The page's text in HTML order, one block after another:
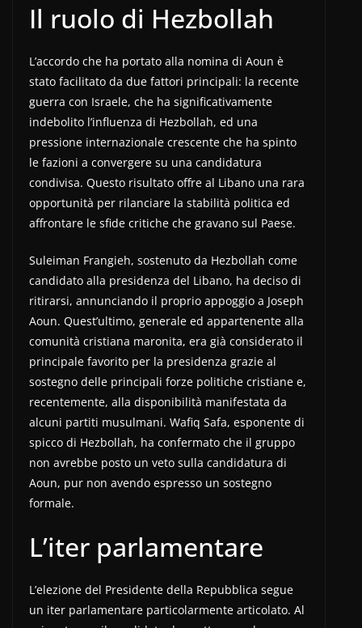
Il ruolo di Hezbollah
L’accordo che ha portato alla nomina di Aoun è
stato facilitato da due fattori principali: la recente
guerra con Israele, che ha significativamente
indebolito l’influenza di Hezbollah, ed una
pressione internazionale crescente che ha spinto
le fazioni a convergere su una candidatura
condivisa. Questo risultato offre al Libano una rara
opportunità per rilanciare la stabilità politica ed
affrontare le sfide critiche che gravano sul Paese.
Suleiman Frangieh, sostenuto da Hezbollah come
candidato alla presidenza del Libano, ha deciso di
ritirarsi, annunciando il proprio appoggio a Joseph
Aoun. Quest’ultimo, generale ed appartenente alla
comunità cristiana maronita, era già considerato il
principale favorito per la presidenza grazie al
sostegno delle principali forze politiche cristiane e,
recentemente, alla disponibilità manifestata da
alcuni partiti musulmani. Wafiq Safa, esponente di
spicco di Hezbollah, ha confermato che il gruppo
non avrebbe posto un veto sulla candidatura di
Aoun, pur non avendo espresso un sostegno
formale.
L’iter parlamentare
L’elezione del Presidente della Repubblica segue
un iter parlamentare particolarmente articolato. Al